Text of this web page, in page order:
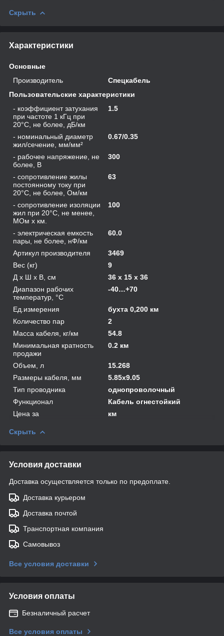
Скрыть
Характеристики
Основные
Производитель
Спецкабель
Пользовательские характеристики
- коэффициент затухания
при частоте 1 кГц при
20°С, не более, дБ/км
1.5
- номинальный диаметр
жил/сечение, мм/мм²
0.67/0.35
- рабочее напряжение, не
более, В
300
- сопротивление жилы
постоянному току при
20°С, не более, Ом/км
63
- сопротивление изоляции
жил при 20°C, не менее,
МОм х км.
100
- электрическая емкость
пары, не более, нФ/км
60.0
Артикул производителя
3469
Вес (кг)
9
Д х Ш х В, см
36 x 15 x 36
Диапазон рабочих
температур, °С
-40…+70
Ед.измерения
бухта 0,200 км
Количество пар
2
Масса кабеля, кг/км
54.8
Минимальная кратность
продажи
0.2 км
Объем, л
15.268
Размеры кабеля, мм
5.85х9.05
Тип проводника
однопроволочный
Функционал
Кабель огнестойкий
Цена за
км
Скрыть
Условия доставки
Доставка осуществляется только по предоплате.
Доставка курьером
Доставка почтой
Транспортная компания
Самовывоз
Все условия доставки
Условия оплаты
Безналичный расчет
Все условия оплаты